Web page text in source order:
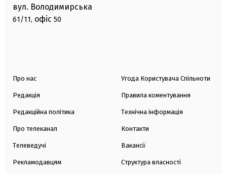
вул. Володимирська
61/11, офіс 50
Про нас
Редакція
Редакційна політика
Про телеканал
Телеведучі
Рекламодавцям
Угода Користувача Спільноти
Правила коментування
Технічна інформація
Контакти
Вакансії
Структура власності